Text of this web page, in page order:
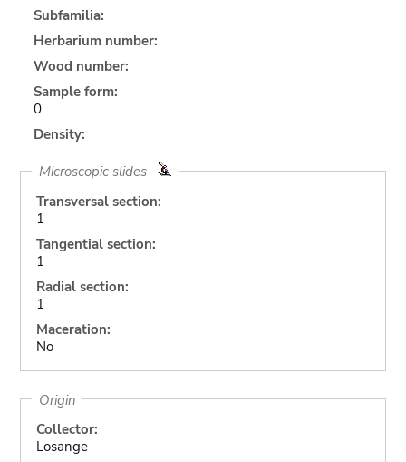
Subfamilia:
Herbarium number:
Wood number:
Sample form:
0
Density:
Microscopic slides
Transversal section:
1
Tangential section:
1
Radial section:
1
Maceration:
No
Origin
Collector:
Losange